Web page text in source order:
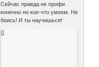
Сейчас правда не профи
конечно но кое-что умеем. Не
боись! И ты научишься!
0